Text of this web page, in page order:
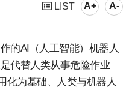
LIST A+ A-
的AI（人工智能）机器人
代替人类从事危险作业
化为基础、人类与机器人